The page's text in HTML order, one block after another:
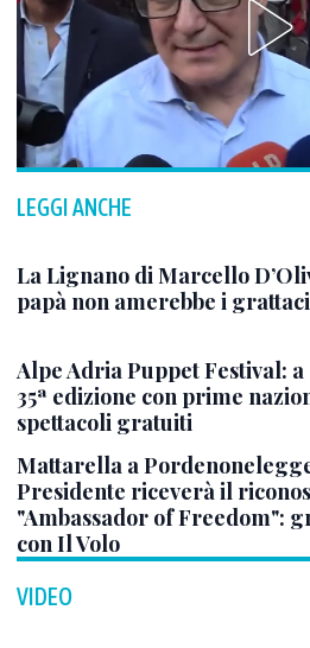
LEGGI ANCHE
La Lignano di Marcello
papà non amerebbe i
Alpe Adria Puppet Festival: a
35ª edizione con prime
spettacoli gratuiti
Mattarella a
Presidente riceverà il
"Ambassador of Freedom":
con Il Volo
VIDEO